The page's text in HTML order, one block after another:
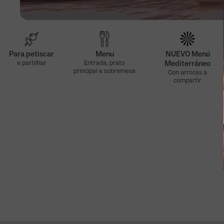
Para petiscar
e partilhar
Menu
Entrada, prato
principal e sobremesa
NUEVO Menú
Mediterráneo
Con arroces a
compartir